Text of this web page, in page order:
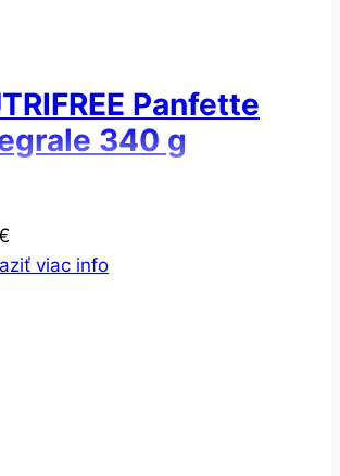
Panfette
340 g
viac info